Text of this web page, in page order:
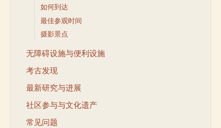
如何到达
最佳参观时间
摄影景点
无障碍设施与便利设施
考古发现
最新研究与进展
社区参与与文化遗产
常见问题